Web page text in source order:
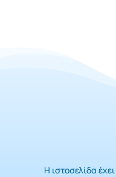
Η ιστοσελίδα